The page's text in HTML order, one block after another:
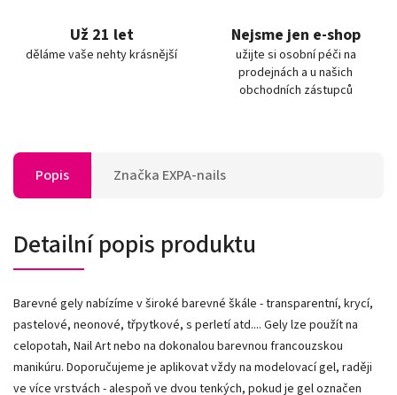
Už 21 let
děláme vaše nehty krásnější
Nejsme jen e-shop
užijte si osobní péči na
prodejnách a u našich
obchodních zástupců
Popis Značka EXPA-nails
Detailní popis produktu
Barevné gely nabízíme v široké barevné škále - transparentní, krycí,
pastelové, neonové, třpytkové, s perletí atd.... Gely lze použít na
celopotah, Nail Art nebo na dokonalou barevnou francouzskou
manikúru. Doporučujeme je aplikovat vždy na modelovací gel, raději
ve více vrstvách - alespoň ve dvou tenkých, pokud je gel označen